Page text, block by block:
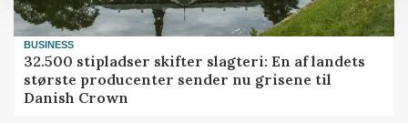
BUSINESS
32.500 stipladser skifter slagteri: En af landets
største producenter sender nu grisene til
Danish Crown